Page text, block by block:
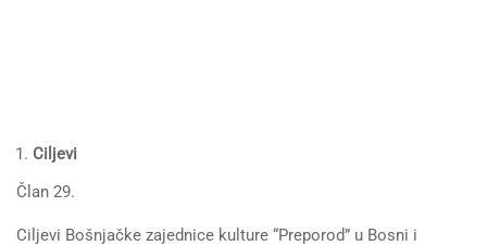
Ciljevi
Član 29.
Ciljevi Bošnjačke zajednice kulture “Preporod” u Bosni i